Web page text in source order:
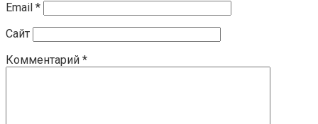
Email *
Сайт
Комментарий *